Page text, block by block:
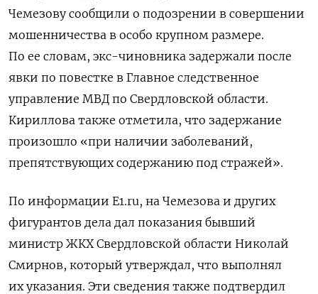
Чемезову сообщили о подозрении в совершении
мошенничества в особо крупном размере.
По ее словам, экс-чиновника задержали после
явки по повестке в Главное следственное
управление МВД по Свердловской области.
Кириллова также отметила, что задержание
произошло «при наличии заболеваний,
препятствующих содержанию под стражей».
По информации E1.ru, на Чемезова и других
фигурантов дела дал показания бывший
министр ЖКХ Свердловской области Николай
Смирнов, который утверждал, что выполнял
их указания. Эти сведения также подтвердил